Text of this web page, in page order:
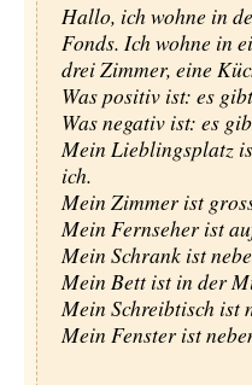
Hallo, ich wohne in
Fonds. Ich wohne in
drei Zimmer, eine
Was positiv ist: es
Was negativ ist: es
Mein Lieblingsplatz
ich.
Mein Zimmer ist
Mein Fernseher ist
Mein Schrank ist
Mein Bett ist in der
Mein Schreibtisch ist
Mein Fenster ist